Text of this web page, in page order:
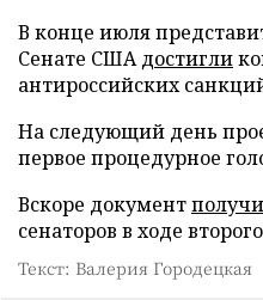
В конце июля
Сенате СШАдостигли
антироссийских
На следующий день
первое процедурное
Вскоре документ
сенаторов в ходе
Текст: Валерия Городецкая